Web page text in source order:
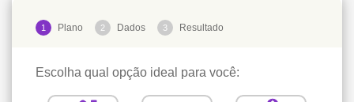
1 Plano 2 Dados 3 Resultado
Escolha qual opção ideal para você: